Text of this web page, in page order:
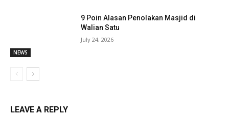
NEWS
9 Poin Alasan Penolakan Masjid di
Walian Satu
July 24, 2026
LEAVE A REPLY